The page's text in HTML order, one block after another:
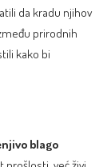
da kradu njihov
prirodnih
kako bi
blago